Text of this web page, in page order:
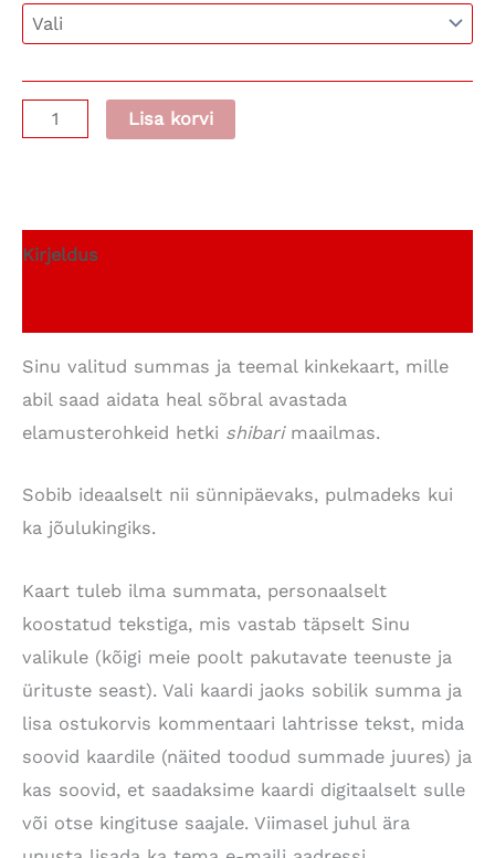
Kinkekaart
Lisa korvi
Kirjeldus
Sinu valitud summas ja teemal kinkekaart, mille
abil saad aidata heal sõbral avastada
elamusterohkeid hetki shibarimaailmas.
Sobib ideaalselt nii sünnipäevaks, pulmadeks kui
ka jõulukingiks.
Kaart tuleb ilma summata, personaalselt
koostatud tekstiga, mis vastab täpselt Sinu
valikule (kõigi meie poolt pakutavate teenuste ja
ürituste seast). Vali kaardi jaoks sobilik summa ja
lisa ostukorvis kommentaari lahtrisse tekst, mida
soovid kaardile (näited toodud summade juures) ja
kas soovid, et saadaksime kaardi digitaalselt sulle
või otse kingituse saajale. Viimasel juhul ära